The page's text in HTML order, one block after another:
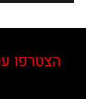
הצטרפו